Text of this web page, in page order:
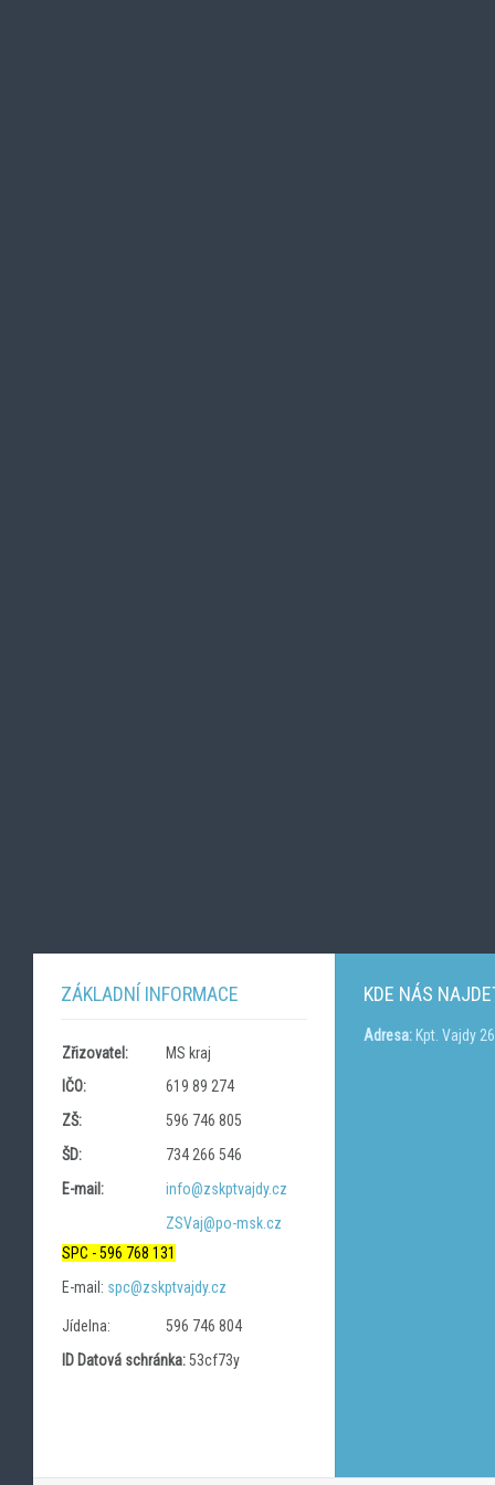
ZÁKLADNÍ INFORMACE
Zřizovatel:
MS kraj
IČO:
619 89 274
ZŠ:
596 746 805
ŠD:
734 266 546
E-mail:
info@zskptvajdy.cz
ZSVaj@po-msk.cz
SPC - 596 768 131
E-mail: spc@zskptvajdy.cz
Jídelna:
596 746 804
ID Datová schránka:53cf73y
KDE NÁS
Adresa:Kpt. Vajdy